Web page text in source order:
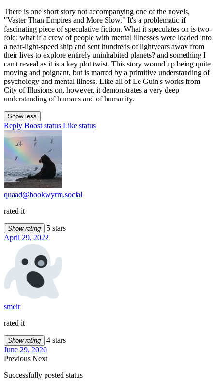
There is one short story not accompanying one of the novels,
"Vaster Than Empires and More Slow." It's a problematic if
fascinating piece of speculative fiction. What it speculates on is two-
fold: what if a crew of people with mental illnesses were loaded into
a near-light-speed ship and sent hundreds of lightyears away from
their lives to explore entirely uninhabited planets? and something I
can't reveal as it is a key plot twist. This story wound up being quite
moving and poignant, but is marred by a primitive understanding of
psychology and mental illness. Like all of Le Guin's works from
City of Illusions on, however, it demonstrates a very deep
understanding of humans and of humanity.
Show less
Reply Boost status Like status
quaad@bookwyrm.social
rated it
Show rating
5 stars
April 29, 2022
smeir
rated it
Show rating
4 stars
June 29, 2020
Previous Next
Successfully posted status